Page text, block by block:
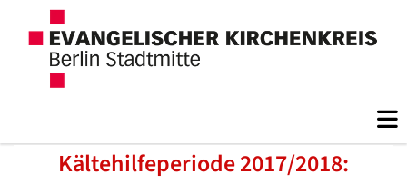
Kältehilfeperiode 2017/2018: